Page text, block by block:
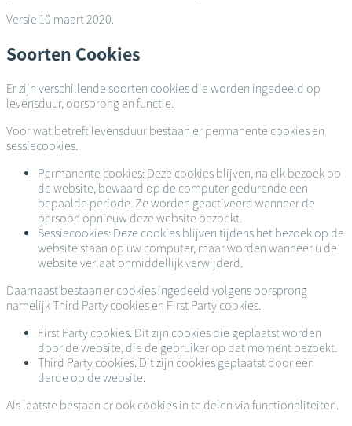
Versie 10 maart 2020.
Soorten Cookies
Er zijn verschillende soorten cookies die worden ingedeeld op
levensduur, oorsprong en functie.
Voor wat betreft levensduur bestaan er permanente cookies en
sessiecookies.
Permanente cookies: Deze cookies blijven, na elk bezoek op
de website, bewaard op de computer gedurende een
bepaalde periode. Ze worden geactiveerd wanneer de
persoon opnieuw deze website bezoekt.
Sessiecookies: Deze cookies blijven tijdens het bezoek op de
website staan op uw computer, maar worden wanneer u de
website verlaat onmiddellijk verwijderd.
Daarnaast bestaan er cookies ingedeeld volgens oorsprong
namelijk Third Party cookies en First Party cookies.
First Party cookies: Dit zijn cookies die geplaatst worden
door de website, die de gebruiker op dat moment bezoekt.
Third Party cookies: Dit zijn cookies geplaatst door een
derde op de website.
Als laatste bestaan er ook cookies in te delen via functionaliteiten.